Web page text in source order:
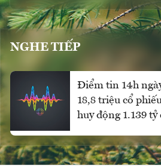
NGHE TIẾP
Điểm tin 14h
18,8 triệu cổ
huy động 1.139 tỷ